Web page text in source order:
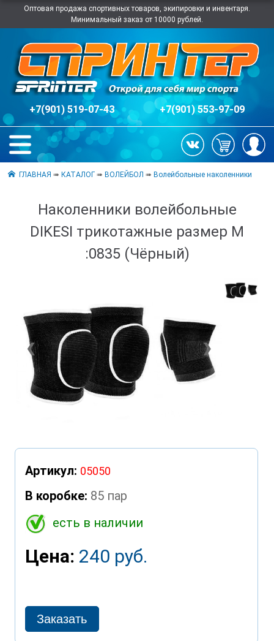
Оптовая продажа спортивных товаров, экипировки и инвентаря.
Минимальный заказ от 10000 рублей.
+7(901) 519-07-43 +7(901) 553-97-09
ГЛАВНАЯ ➠КАТАЛОГ ➠ВОЛЕЙБОЛ ➠Волейбольные наколенники
Наколенники волейбольные
DIKESI трикотажные размер M
:0835 (Чёрный)
❮ ❯
Артикул: 05050
В коробке: 85 пар
есть в наличии
Цена: 240 руб.